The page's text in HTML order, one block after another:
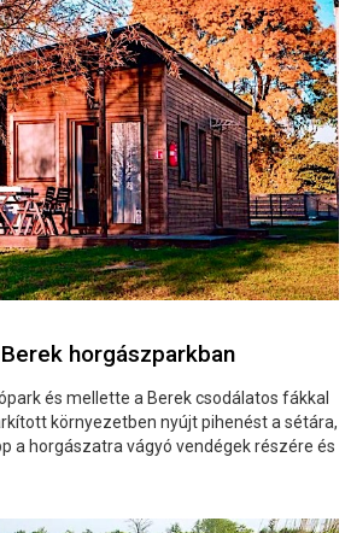
horgászparkban
és mellette a Berek csodálatos fákkal
környezetben nyújt pihenést a sétára,
a horgászatra vágyó vendégek részére és